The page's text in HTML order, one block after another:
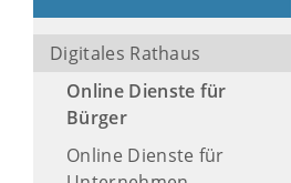
Digitales Rathaus
Online Dienste für
Bürger
Online Dienste für